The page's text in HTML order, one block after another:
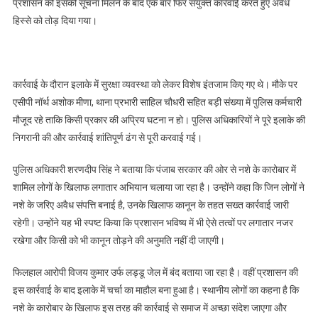
प्रशासन को इसकी सूचना मिलने के बाद एक बार फिर संयुक्त कार्रवाई करते हुए अवैध
हिस्से को तोड़ दिया गया।
कार्रवाई के दौरान इलाके में सुरक्षा व्यवस्था को लेकर विशेष इंतजाम किए गए थे। मौके पर
एसीपी नॉर्थ अशोक मीणा, थाना प्रभारी साहिल चौधरी सहित बड़ी संख्या में पुलिस कर्मचारी
मौजूद रहे ताकि किसी प्रकार की अप्रिय घटना न हो। पुलिस अधिकारियों ने पूरे इलाके की
निगरानी की और कार्रवाई शांतिपूर्ण ढंग से पूरी करवाई गई।
पुलिस अधिकारी शरणदीप सिंह ने बताया कि पंजाब सरकार की ओर से नशे के कारोबार में
शामिल लोगों के खिलाफ लगातार अभियान चलाया जा रहा है। उन्होंने कहा कि जिन लोगों ने
नशे के जरिए अवैध संपत्ति बनाई है, उनके खिलाफ कानून के तहत सख्त कार्रवाई जारी
रहेगी। उन्होंने यह भी स्पष्ट किया कि प्रशासन भविष्य में भी ऐसे तत्वों पर लगातार नजर
रखेगा और किसी को भी कानून तोड़ने की अनुमति नहीं दी जाएगी।
फिलहाल आरोपी विजय कुमार उर्फ लड्डू जेल में बंद बताया जा रहा है। वहीं प्रशासन की
इस कार्रवाई के बाद इलाके में चर्चा का माहौल बना हुआ है। स्थानीय लोगों का कहना है कि
नशे के कारोबार के खिलाफ इस तरह की कार्रवाई से समाज में अच्छा संदेश जाएगा और